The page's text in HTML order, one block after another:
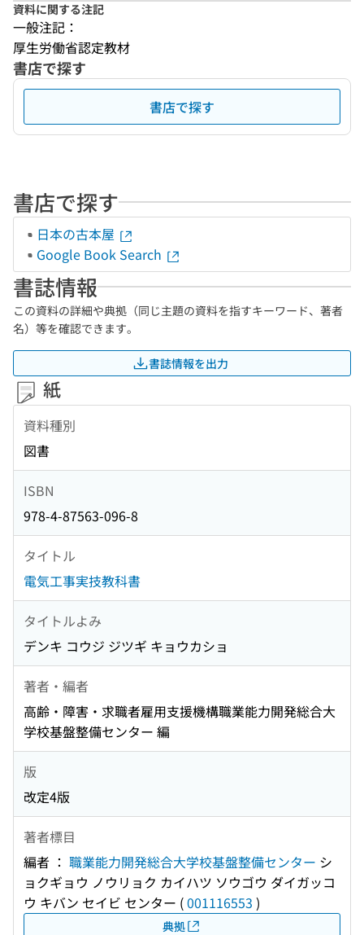
資料に関する注記
一般注記：
厚生労働省認定教材
書店で探す
書店で探す
書店で探す
日本の古本屋
Google Book Search
書誌情報
この資料の詳細や典拠（同じ主題の資料を指すキーワード、著者
名）等を確認できます。
書誌情報を出力
紙
資料種別
図書
ISBN
978-4-87563-096-8
タイトル
電気工事実技教科書
タイトルよみ
デンキ コウジ ジツギ キョウカショ
著者・編者
高齢・障害・求職者雇用支援機構職業能力開発総合大
学校基盤整備センター 編
版
改定4版
著者標目
編者 ： 職業能力開発総合大学校基盤整備センター シ
ョクギョウ ノウリョク カイハツ ソウゴウ ダイガッコ
ウ キバン セイビ センター (001116553 )
典拠